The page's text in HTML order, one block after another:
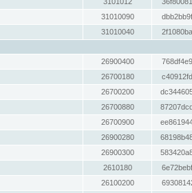
31010090
31010040
26900400
26700180
26700200
26700880
26700900
26900280
26900300
2610180
26100200